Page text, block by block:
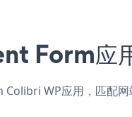
Form应
WP应用，匹配